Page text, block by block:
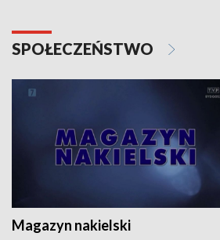
SPOŁECZEŃSTWO
Magazyn nakielski